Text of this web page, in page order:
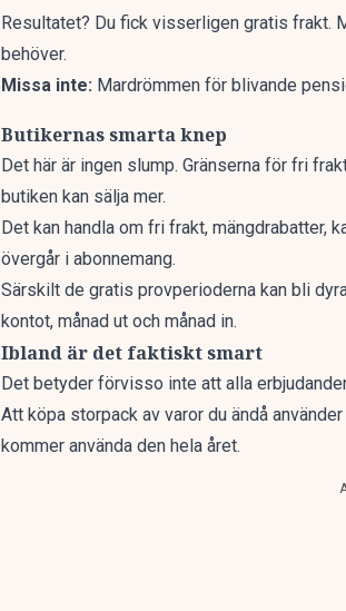
Resultatet? Du fick visserligen gratis frakt.
behöver.
Missa inte: Mardrömmen för blivande
Butikernas smarta knep
Det här är ingen slump. Gränserna för fri
butiken kan sälja mer.
Det kan handla om fri frakt, mängdrabatter,
övergår i abonnemang.
Särskilt de gratis provperioderna kan bli
kontot, månad ut och månad in.
Ibland är det faktiskt smart
Det betyder förvisso inte att alla
Att köpa storpack av varor du ändå
kommer använda den hela året.